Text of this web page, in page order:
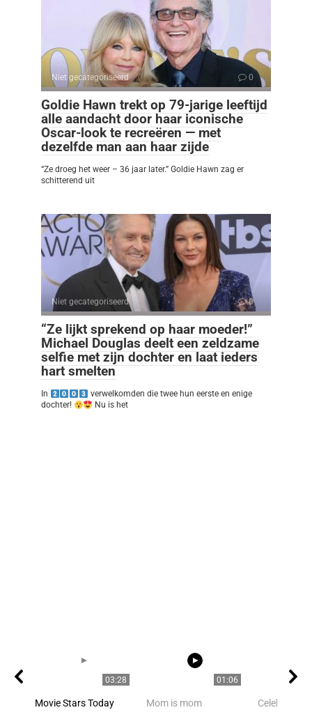
Niet gecategoriseerd 0
Goldie Hawn trekt op 79-jarige leeftijd
alle aandacht door haar iconische
Oscar-look te recreëren — met
dezelfde man aan haar zijde
“Ze droeg het weer – 36 jaar later.” Goldie Hawn zag er
schitterend uit
Niet gecategoriseerd 0
“Ze lijkt sprekend op haar moeder!”
Michael Douglas deelt een zeldzame
selfie met zijn dochter en laat ieders
hart smelten
In
verwelkomden die twee hun eerste en enige
dochter!
Nu is het
03:28
Movie Stars Today
01:06
Mom is mom Celebrities